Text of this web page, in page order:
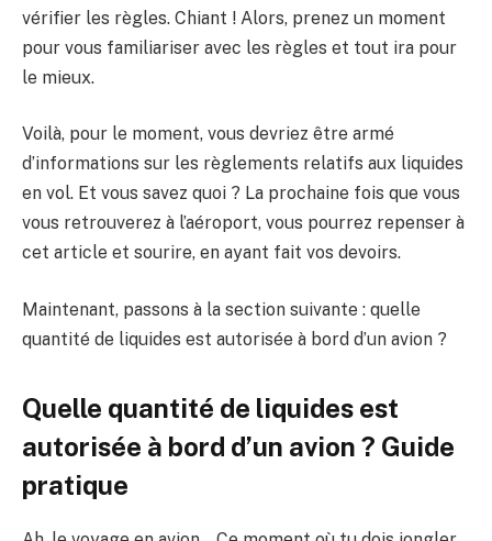
vérifier les règles. Chiant ! Alors, prenez un moment
pour vous familiariser avec les règles et tout ira pour
le mieux.
Voilà, pour le moment, vous devriez être armé
d’informations sur les règlements relatifs aux liquides
en vol. Et vous savez quoi ? La prochaine fois que vous
vous retrouverez à l’aéroport, vous pourrez repenser à
cet article et sourire, en ayant fait vos devoirs.
Maintenant, passons à la section suivante : quelle
quantité de liquides est autorisée à bord d’un avion ?
Quelle quantité de liquides est
autorisée à bord d’un avion ? Guide
pratique